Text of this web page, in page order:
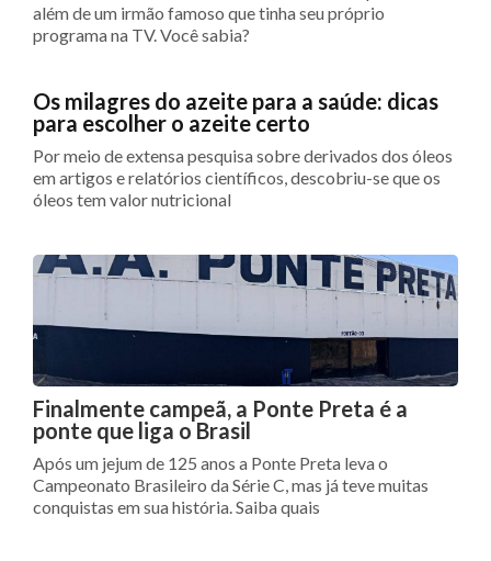
além de um irmão famoso que tinha seu próprio
programa na TV. Você sabia?
Os milagres do azeite para a saúde: dicas
para escolher o azeite certo
Por meio de extensa pesquisa sobre derivados dos óleos
em artigos e relatórios científicos, descobriu-se que os
óleos tem valor nutricional
Finalmente campeã, a Ponte Preta é a
ponte que liga o Brasil
Após um jejum de 125 anos a Ponte Preta leva o
Campeonato Brasileiro da Série C, mas já teve muitas
conquistas em sua história. Saiba quais